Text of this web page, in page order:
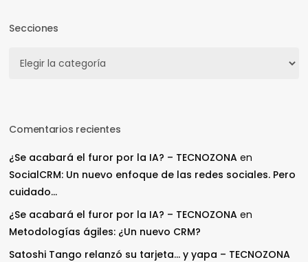
Secciones
Comentarios recientes
¿Se acabará el furor por la IA? – TECNOZONA en
SocialCRM: Un nuevo enfoque de las redes sociales. Pero
cuidado…
¿Se acabará el furor por la IA? – TECNOZONA en
Metodologías ágiles: ¿Un nuevo CRM?
Satoshi Tango relanzó su tarjeta… y yapa – TECNOZONA